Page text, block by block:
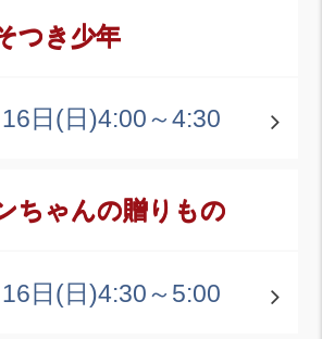
つき少年
日(日)4:00～4:30
ちゃんの贈りもの
日(日)4:30～5:00